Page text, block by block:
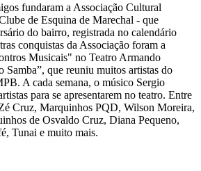
fundaram a Associação Cultural
de Esquina de Marechal - que
do bairro, registrada no calendário
conquistas da Associação foram a
Musicais" no Teatro Armando
Samba”, que reuniu muitos artistas do
A cada semana, o músico Sergio
para se apresentarem no teatro. Entre
Cruz, Marquinhos PQD, Wilson Moreira,
de Osvaldo Cruz, Diana Pequeno,
Tunai e muito mais.